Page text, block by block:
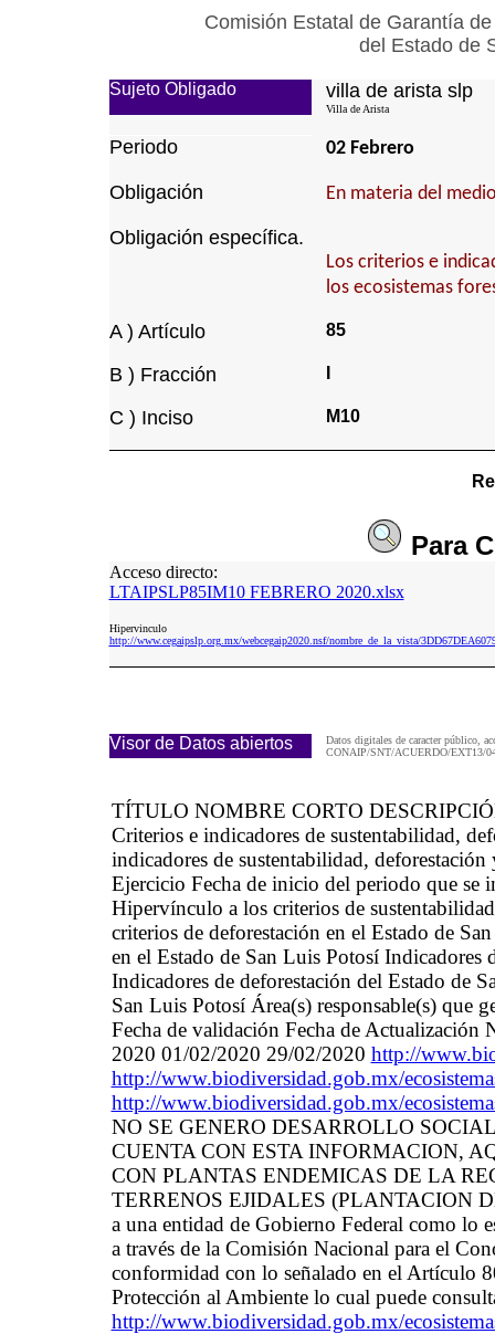
Comisión Estatal de Garantía
del Estado de
Sujeto Obligado villa de arista slp
Villa de Arista
Periodo 02 Febrero
Obligación En materia del
Obligación específica.
Los criterios e
los ecosistemas
A ) Artículo 85
B ) Fracción
C ) Inciso M10
Para
Acceso directo:
LTAIPSLP85IM10 FEBRERO 2020.xlsx
Hipervinculo
http://www.cegaipslp.org.mx/webcegaip2020.nsf/nombre_de_la_vista/
Visor de Datos abiertos
Datos digitales de caracter público,
CONAIP/SNT/ACUERDO/EXT13/
TÍTULO NOMBRE CORTO
Criterios e indicadores de sustentabilidad,
indicadores de sustentabilidad,
Ejercicio Fecha de inicio del periodo que se
Hipervínculo a los criterios de
criterios de deforestación en el Estado de
en el Estado de San Luis Potosí Indicadores
Indicadores de deforestación del Estado de
San Luis Potosí Área(s) responsable(s) que
Fecha de validación Fecha de Actualización
2020 01/02/2020 29/02/2020 http://
http://www.biodiversidad.gob.mx/
http://www.biodiversidad.gob.mx/
NO SE GENERO DESARROLLO
CUENTA CON ESTA INFORMACION,
CON PLANTAS ENDEMICAS DE LA
TERRENOS EJIDALES (PLANTACION
a una entidad de Gobierno Federal como lo
a través de la Comisión Nacional para el
conformidad con lo señalado en el Artículo
Protección al Ambiente lo cual puede
http://www.biodiversidad.gob.mx/